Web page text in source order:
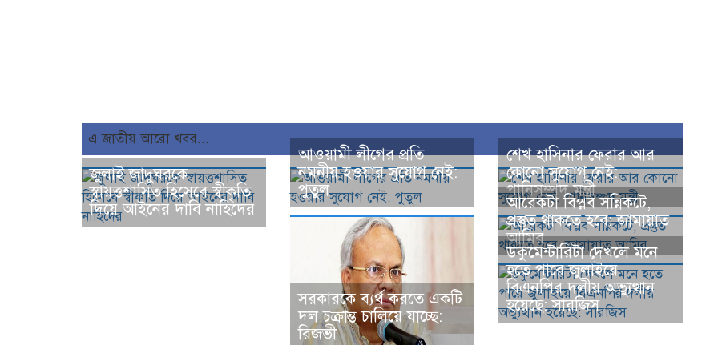
এ জাতীয় আরো খবর...
জুলাই জাদুঘরকে
স্বায়ত্তশাসিত হিসেবে স্বীকৃতি
দিয়ে আইনের দাবি নাহিদের
আওয়ামী লীগের প্রতি
নমনীয় হওয়ার সুযোগ নেই:
পুতুল
শেখ হাসিনার ফেরার আর
কোনো সুযোগ নেই:
পানিসম্পদ মন্ত্রী
সরকারকে ব্যর্থ করতে একটি
দল চক্রান্ত চালিয়ে যাচ্ছে:
রিজভী
আরেকটা বিপ্লব সন্নিকটে,
প্রস্তুত থাকতে হবে: জামায়াত
আমির
ডকুমেন্টারিটা দেখলে মনে
হতে পারে জুলাইয়ে
বিএনপির দলীয় অভ্যুত্থান
হয়েছে: সারজিস